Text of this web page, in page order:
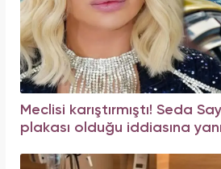
Meclisi karıştırmıştı! Seda
plakası olduğu iddiasına